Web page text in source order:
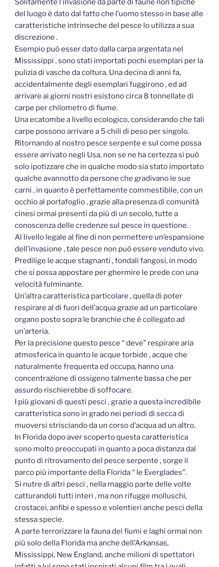
Solitamente l’invasione da parte di faune non tipiche
del luogo è dato dal fatto che l’uomo stesso in base alle
caratteristiche intrinseche del pesce lo utilizza a sua
discrezione .
Esempio può esser dato dalla carpa argentata nel
Mississippi , sono stati importati pochi esemplari per la
pulizia di vasche da coltura. Una decina di anni fa,
accidentalmente degli esemplari fuggirono , ed ad
arrivare ai giorni nostri esistono circa 8 tonnellate di
carpe per chilometro di fiume.
Una ecatombe a livello ecologico, considerando che tali
carpe possono arrivare a 5 chili di peso per singolo.
Ritornando al nostro pesce serpente e sul come possa
essere arrivato negli Usa, non se ne ha certezza si può
solo ipotizzare che in qualche modo sia stato importato
qualche avannotto da persone che gradivano le sue
carni , in quanto è perfettamente commestibile, con un
occhio al portafoglio , grazie alla presenza di comunità
cinesi ormai presenti da più di un secolo, tutte a
conoscenza delle credenze sul pesce in questione.
Al livello legale al fine di non permettere un’espansione
dell’invasione , tale pesce non può essere venduto vivo.
Predilige le acque stagnanti , fondali fangosi, in modo
che si possa appostare per ghermire le prede con una
velocità fulminante.
Un’altra caratteristica particolare , quella di poter
respirare al di fuori dell’acqua grazie ad un particolare
organo posto sopra le branchie che è collegato ad
un’arteria.
Per la precisione questo pesce “ deve” respirare aria
atmosferica in quanto le acque torbide , acque che
naturalmente frequenta ed occupa, hanno una
concentrazione di ossigeno talmente bassa che per
assurdo rischierebbe di soffocare.
I più giovani di questi pesci , grazie a questa incredibile
caratteristica sono in grado nei periodi di secca di
muoversi strisciando da un corso d’acqua ad un altro.
In Florida dopo aver scoperto questa caratteristica
sono molto preoccupati in quanto a poca distanza dal
punto di ritrovamento del pesce serpente , sorge il
parco più importante della Florida “ le Everglades”.
Si nutre di altri pesci , nella maggio parte delle volte
catturandoli tutti interi , ma non rifugge molluschi,
crostacei, anfibi e spesso e volentieri anche pesci della
stessa specie.
A parte terrorizzare la fauna dei fiumi e laghi ormai non
più solo della Florida ma anche dell’Arkansas,
Mississippi, New England, anche milioni di spettatori